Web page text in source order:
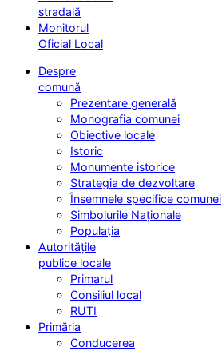
stradală
Monitorul
Oficial Local
Despre
comună
Prezentare generală
Monografia comunei
Obiective locale
Istoric
Monumente istorice
Strategia de dezvoltare
Însemnele specifice comunei
Simbolurile Naționale
Populația
Autoritățile
publice locale
Primarul
Consiliul local
RUTI
Primăria
Conducerea